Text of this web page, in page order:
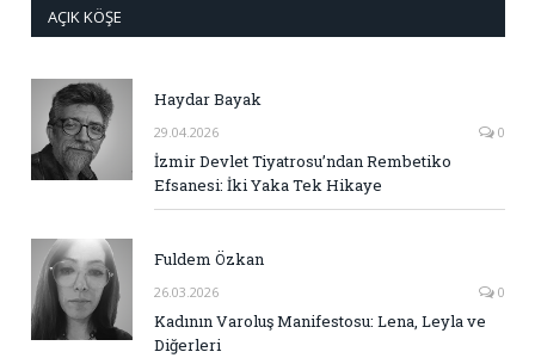
AÇIK KÖŞE
Haydar Bayak
29.04.2026 0
İzmir Devlet Tiyatrosu’ndan Rembetiko
Efsanesi: İki Yaka Tek Hikaye
Fuldem Özkan
26.03.2026 0
Kadının Varoluş Manifestosu: Lena, Leyla ve
Diğerleri